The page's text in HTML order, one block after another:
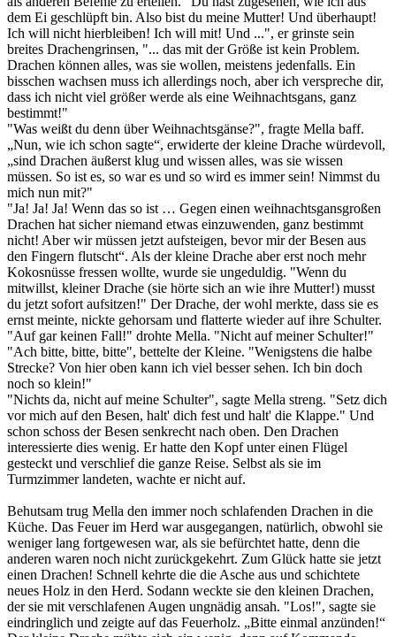
dem Ei geschlüpft bin. Also bist du meine Mutter! Und überhaupt!
Ich will nicht hierbleiben! Ich will mit! Und ...", er grinste sein
breites Drachengrinsen, "... das mit der Größe ist kein Problem.
Drachen können alles, was sie wollen, meistens jedenfalls. Ein
bisschen wachsen muss ich allerdings noch, aber ich verspreche dir,
dass ich nicht viel größer werde als eine Weihnachtsgans, ganz
bestimmt!"
"Was weißt du denn über Weihnachtsgänse?", fragte Mella baff.
„Nun, wie ich schon sagte“, erwiderte der kleine Drache würdevoll,
„sind Drachen äußerst klug und wissen alles, was sie wissen
müssen. So ist es, so war es und so wird es immer sein! Nimmst du
mich nun mit?"
"Ja! Ja! Ja! Wenn das so ist … Gegen einen weihnachtsgansgroßen
Drachen hat sicher niemand etwas einzuwenden, ganz bestimmt
nicht! Aber wir müssen jetzt aufsteigen, bevor mir der Besen aus
den Fingern flutscht“. Als der kleine Drache aber erst noch mehr
Kokosnüsse fressen wollte, wurde sie ungeduldig. "Wenn du
mitwillst, kleiner Drache (sie hörte sich an wie ihre Mutter!) musst
du jetzt sofort aufsitzen!" Der Drache, der wohl merkte, dass sie es
ernst meinte, nickte gehorsam und flatterte wieder auf ihre Schulter.
"Auf gar keinen Fall!" drohte Mella. "Nicht auf meiner Schulter!"
"Ach bitte, bitte, bitte", bettelte der Kleine. "Wenigstens die halbe
Strecke? Von hier oben kann ich viel besser sehen. Ich bin doch
noch so klein!"
"Nichts da, nicht auf meine Schulter", sagte Mella streng. "Setz dich
vor mich auf den Besen, halt' dich fest und halt' die Klappe." Und
schon schoss der Besen senkrecht nach oben. Den Drachen
interessierte dies wenig. Er hatte den Kopf unter einen Flügel
gesteckt und verschlief die ganze Reise. Selbst als sie im
Turmzimmer landeten, wachte er nicht auf.
Behutsam trug Mella den immer noch schlafenden Drachen in die
Küche. Das Feuer im Herd war ausgegangen, natürlich, obwohl sie
weniger lang fortgewesen war, als sie befürchtet hatte, denn die
anderen waren noch nicht zurückgekehrt. Zum Glück hatte sie jetzt
einen Drachen! Schnell kehrte die die Asche aus und schichtete
neues Holz in den Herd. Sodann weckte sie den kleinen Drachen,
der sie mit verschlafenen Augen ungnädig ansah. "Los!", sagte sie
eindringlich und zeigte auf das Feuerholz. „Bitte einmal anzünden!“